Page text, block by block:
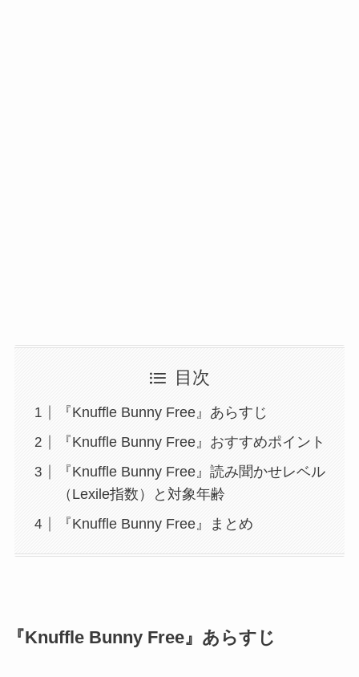
目次
『Knuffle Bunny Free』あらすじ
『Knuffle Bunny Free』おすすめポイント
『Knuffle Bunny Free』読み聞かせレベル
（Lexile指数）と対象年齢
『Knuffle Bunny Free』まとめ
『Knuffle Bunny Free』あらすじ